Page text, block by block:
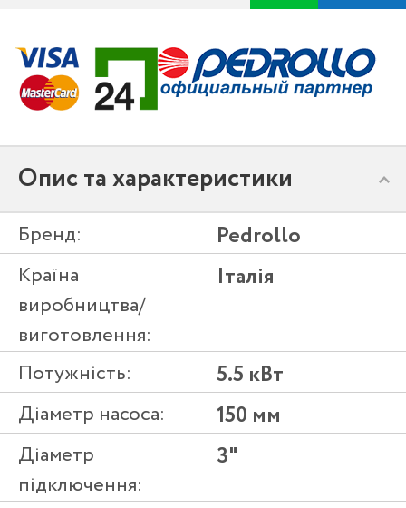
Опис та характеристики
Бренд: Pedrollo
Країна
виробництва/
виготовлення:
Італія
Потужність: 5.5 кВт
Діаметр насоса: 150 мм
Діаметр
підключення:
3"